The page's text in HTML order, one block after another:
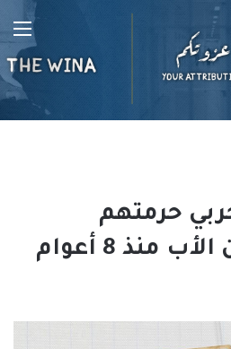
حرمتهم
منذ 8 أعوام